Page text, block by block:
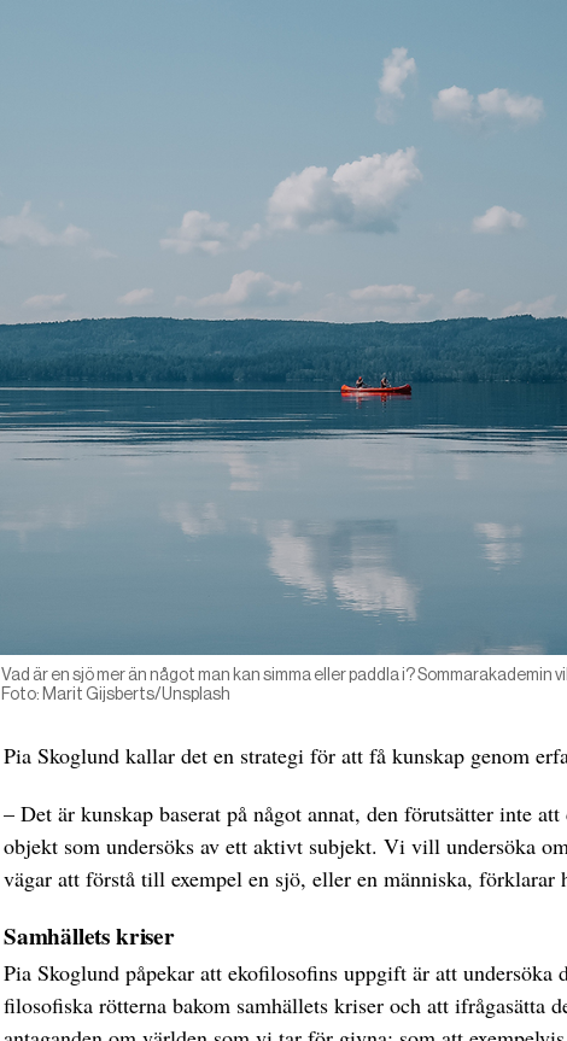
Vad är en sjö mer än något man kan simma eller paddla i? Sommarakademin
Foto: Marit Gijsberts/Unsplash
Pia Skoglund kallar det en strategi för att få kunskap genom
– Det är kunskap baserat på något annat, den förutsätter inte
objekt som undersöks av ett aktivt subjekt. Vi vill undersöka
vägar att förstå till exempel en sjö, eller en människa, förklarar
Samhällets kriser
Pia Skoglund påpekar att ekofilosofins uppgift är att undersöka
filosofiska rötterna bakom samhällets kriser och att ifrågasätta